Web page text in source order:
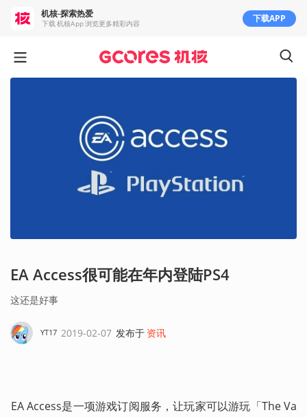
EA Access很可能在年内登陆PS4
这还是好事
YT17 2019-02-07 发布于 资讯
EA Access是一项游戏订阅服务，让玩家可以游玩「The Va
机核-探索热爱
下载 机核App 浏览更多精彩内容 下载APP